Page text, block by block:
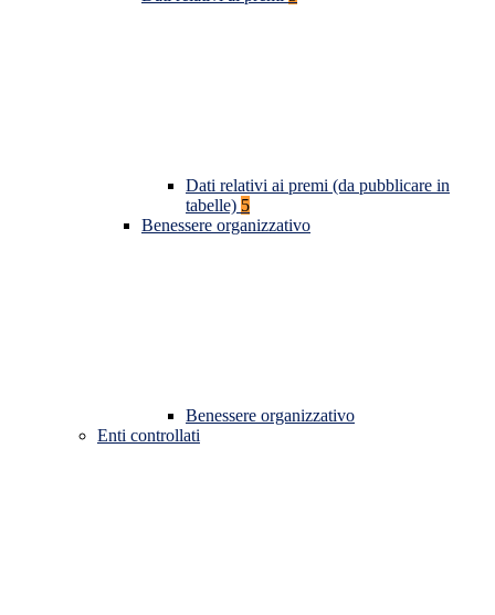
Dati relativi ai premi (da pubblicare in
tabelle) 5
Benessere organizzativo
Benessere organizzativo
Enti controllati